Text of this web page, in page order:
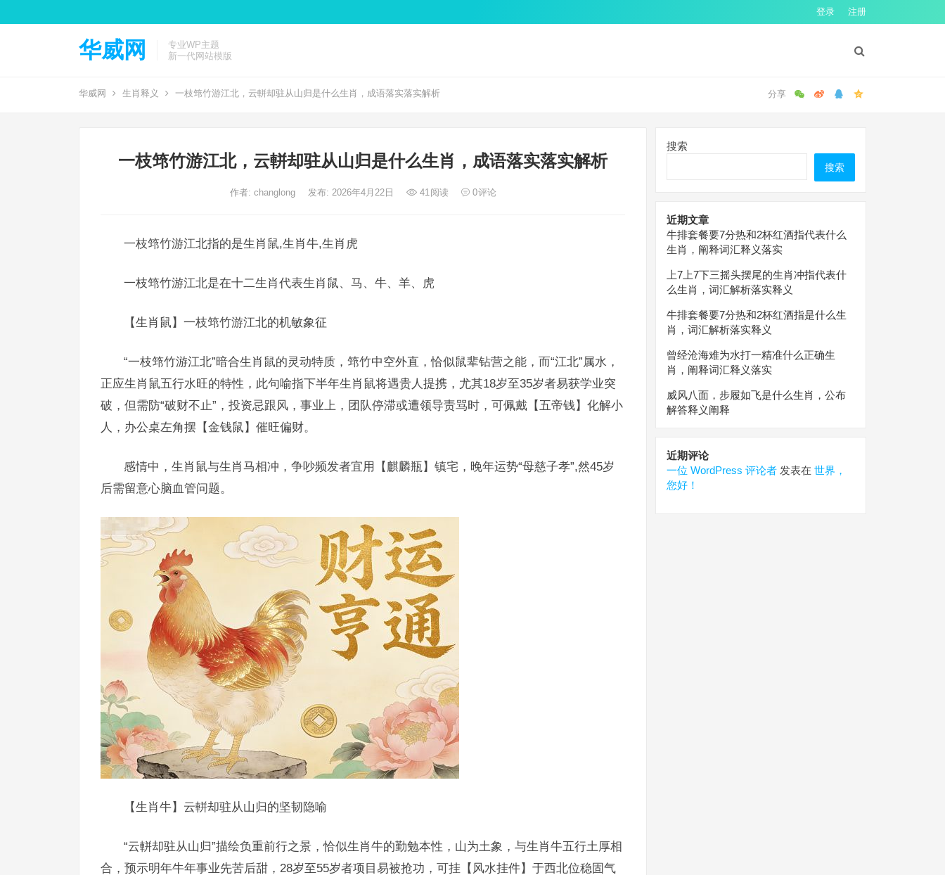
登录 注册
华威网
专业WP主题
新一代网站模版
华威网 生肖释义 一枝筇竹游江北，云軿却驻从山归是什么生肖，成语落实落实解析
一枝筇竹游江北，云軿却驻从山归是什么生肖，成语落实落实解析
作者: changlong 发布: 2026年4月22日 41阅读 0评论
一枝筇竹游江北指的是生肖鼠,生肖牛,生肖虎
一枝筇竹游江北是在十二生肖代表生肖鼠、马、牛、羊、虎
【生肖鼠】一枝筇竹游江北的机敏象征
“一枝筇竹游江北”暗合生肖鼠的灵动特质，筇竹中空外直，恰似鼠辈钻营之能，而“江北”属水，
正应生肖鼠五行水旺的特性，此句喻指下半年生肖鼠将遇贵人提携，尤其18岁至35岁者易获学业突
破，但需防“破财不止”，投资忌跟风，事业上，团队停滞或遭领导责骂时，可佩戴【五帝钱】化解小
人，办公桌左角摆【金钱鼠】催旺偏财。
感情中，生肖鼠与生肖马相冲，争吵频发者宜用【麒麟瓶】镇宅，晚年运势“母慈子孝”,然45岁
后需留意心脑血管问题。
【生肖牛】云軿却驻从山归的坚韧隐喻
“云軿却驻从山归”描绘负重前行之景，恰似生肖牛的勤勉本性，山为土象，与生肖牛五行土厚相
合，预示明年牛年事业先苦后甜，28岁至55岁者项目易被抢功，可挂【风水挂件】于西北位稳固气
搜索
搜索
近期文章
牛排套餐要7分热和2杯红酒指代表什么
生肖，阐释词汇释义落实
上7上7下三摇头摆尾的生肖冲指代表什
么生肖，词汇解析落实释义
牛排套餐要7分热和2杯红酒指是什么生
肖，词汇解析落实释义
曾经沧海难为水打一精准什么正确生
肖，阐释词汇释义落实
威风八面，步履如飞是什么生肖，公布
解答释义阐释
近期评论
一位 WordPress 评论者 发表在 世界，
您好！